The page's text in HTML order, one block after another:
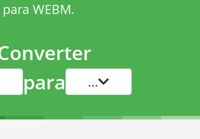
WEBM.
para ...